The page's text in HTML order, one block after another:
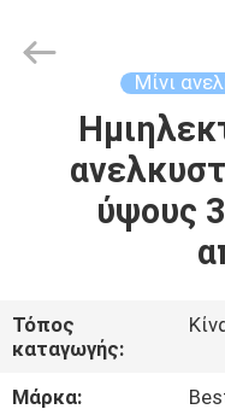
ΣΠΊΤΙ
ΠΡΟΪΌΝΤΑ
ΜΕ
ΕΜΆΣ
Μίνι
ύψους
Τόπος
καταγωγής:
Μάρκα: